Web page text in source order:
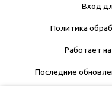
Вход
Политика
Работает
Последние